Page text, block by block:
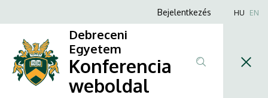
Tiszántúli
Növényvédelmi
Fórum
a
tartalomra
Anonim
menüje
Bejelentkezés HU EN
Debreceni
Egyetem
Konferencia
weboldal